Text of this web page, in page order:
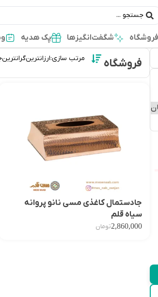
فروشگاه شگفت‌انگیزها پک هدیه
فروشگاه مرتب سازی:ارزانترینگرانترین
جادستمال کاغذی مسی نانو پروانه
سیاه قلم
2,860,000تومان